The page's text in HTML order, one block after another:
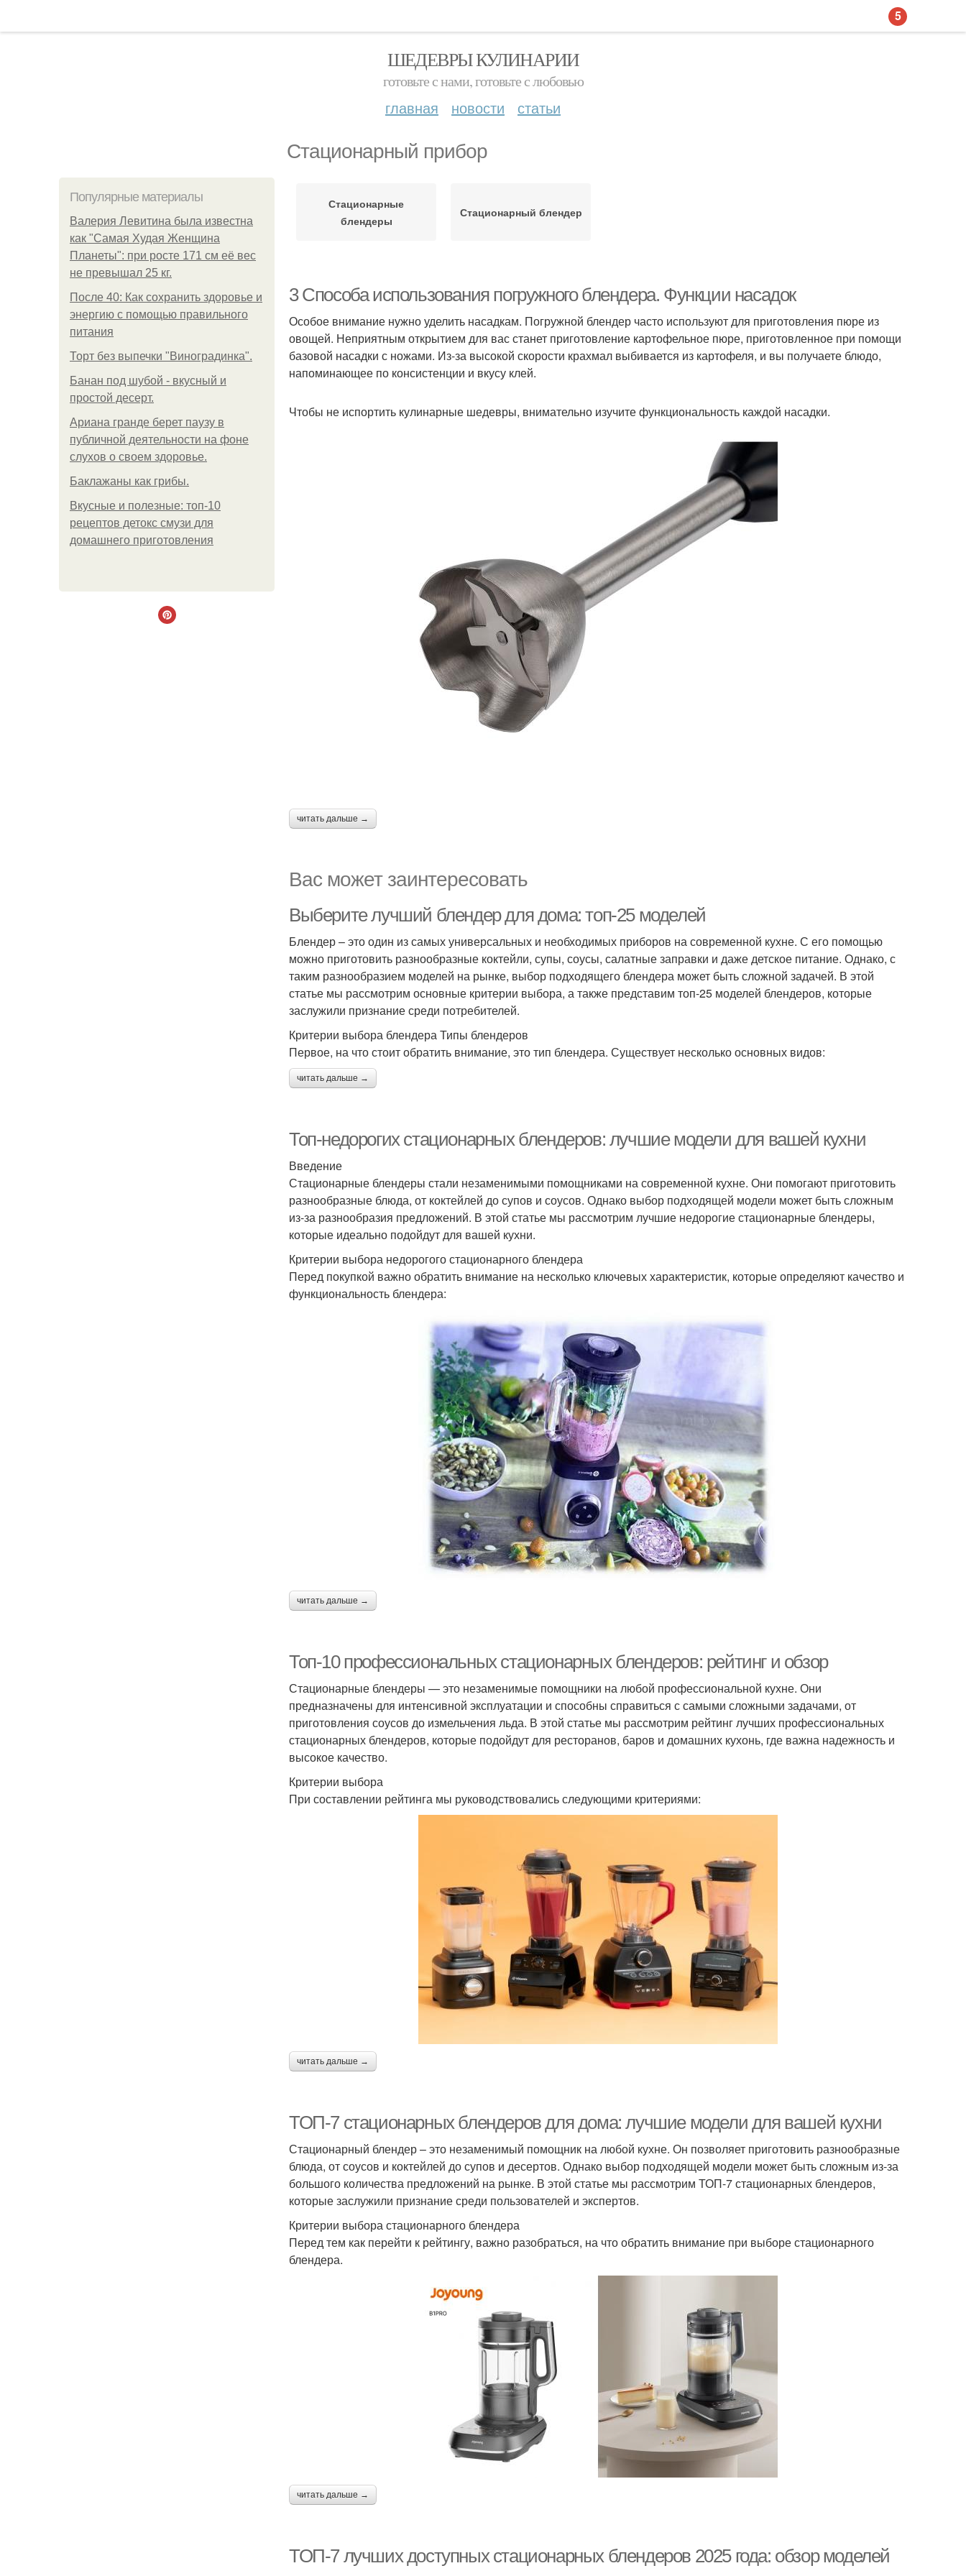
ШЕДЕВРЫ КУЛИНАРИИ
готовьте с нами, готовьте с любовью
главная новости статьи
Стационарный прибор
Популярные материалы
Валерия Левитина была известна
как "Самая Худая Женщина
Планеты": при росте 171 см её вес
не превышал 25 кг.
После 40: Как сохранить здоровье и
энергию с помощью правильного
питания
Торт без выпечки "Виноградинка".
Банан под шубой - вкусный и
простой десерт.
Ариана гранде берет паузу в
публичной деятельности на фоне
слухов о своем здоровье.
Баклажаны как грибы.
Вкусные и полезные: топ-10
рецептов детокс смузи для
домашнего приготовления
Стационарные
блендеры
Стационарный блендер
3 Способа использования погружного блендера. Функции насадок
Особое внимание нужно уделить насадкам. Погружной блендер часто используют для приготовления пюре из
овощей. Неприятным открытием для вас станет приготовление картофельное пюре, приготовленное при помощи
базовой насадки с ножами. Из-за высокой скорости крахмал выбивается из картофеля, и вы получаете блюдо,
напоминающее по консистенции и вкусу клей.
Чтобы не испортить кулинарные шедевры, внимательно изучите функциональность каждой насадки.
читать дальше →
Вас может заинтересовать
Выберите лучший блендер для дома: топ-25 моделей
Блендер – это один из самых универсальных и необходимых приборов на современной кухне. С его помощью
можно приготовить разнообразные коктейли, супы, соусы, салатные заправки и даже детское питание. Однако, с
таким разнообразием моделей на рынке, выбор подходящего блендера может быть сложной задачей. В этой
статье мы рассмотрим основные критерии выбора, а также представим топ-25 моделей блендеров, которые
заслужили признание среди потребителей.
Критерии выбора блендера Типы блендеров
Первое, на что стоит обратить внимание, это тип блендера. Существует несколько основных видов:
читать дальше →
Топ-недорогих стационарных блендеров: лучшие модели для вашей кухни
Введение
Стационарные блендеры стали незаменимыми помощниками на современной кухне. Они помогают приготовить
разнообразные блюда, от коктейлей до супов и соусов. Однако выбор подходящей модели может быть сложным
из-за разнообразия предложений. В этой статье мы рассмотрим лучшие недорогие стационарные блендеры,
которые идеально подойдут для вашей кухни.
Критерии выбора недорогого стационарного блендера
Перед покупкой важно обратить внимание на несколько ключевых характеристик, которые определяют качество и
функциональность блендера:
читать дальше →
Топ-10 профессиональных стационарных блендеров: рейтинг и обзор
Стационарные блендеры — это незаменимые помощники на любой профессиональной кухне. Они
предназначены для интенсивной эксплуатации и способны справиться с самыми сложными задачами, от
приготовления соусов до измельчения льда. В этой статье мы рассмотрим рейтинг лучших профессиональных
стационарных блендеров, которые подойдут для ресторанов, баров и домашних кухонь, где важна надежность и
высокое качество.
Критерии выбора
При составлении рейтинга мы руководствовались следующими критериями:
читать дальше →
ТОП-7 стационарных блендеров для дома: лучшие модели для вашей кухни
Стационарный блендер – это незаменимый помощник на любой кухне. Он позволяет приготовить разнообразные
блюда, от соусов и коктейлей до супов и десертов. Однако выбор подходящей модели может быть сложным из-за
большого количества предложений на рынке. В этой статье мы рассмотрим ТОП-7 стационарных блендеров,
которые заслужили признание среди пользователей и экспертов.
Критерии выбора стационарного блендера
Перед тем как перейти к рейтингу, важно разобраться, на что обратить внимание при выборе стационарного
блендера.
читать дальше →
ТОП-7 лучших доступных стационарных блендеров 2025 года: обзор моделей
5